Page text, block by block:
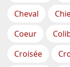
Cheval
Coeur
Croisée